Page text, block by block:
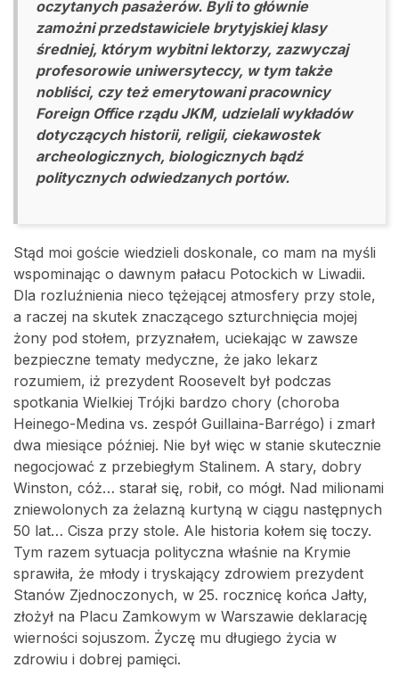
oczytanych pasażerów. Byli to głównie
zamożni przedstawiciele brytyjskiej klasy
średniej, którym wybitni lektorzy, zazwyczaj
profesorowie uniwersyteccy, w tym także
nobliści, czy też emerytowani pracownicy
Foreign Office rządu JKM, udzielali wykładów
dotyczących historii, religii, ciekawostek
archeologicznych, biologicznych bądź
politycznych odwiedzanych portów.
Stąd moi goście wiedzieli doskonale, co mam na myśli
wspominając o dawnym pałacu Potockich w Liwadii.
Dla rozluźnienia nieco tężejącej atmosfery przy stole,
a raczej na skutek znaczącego szturchnięcia mojej
żony pod stołem, przyznałem, uciekając w zawsze
bezpieczne tematy medyczne, że jako lekarz
rozumiem, iż prezydent Roosevelt był podczas
spotkania Wielkiej Trójki bardzo chory (choroba
Heinego-Medina vs. zespół Guillaina-Barrégo) i zmarł
dwa miesiące później. Nie był więc w stanie skutecznie
negocjować z przebiegłym Stalinem. A stary, dobry
Winston, cóż… starał się, robił, co mógł. Nad milionami
zniewolonych za żelazną kurtyną w ciągu następnych
50 lat… Cisza przy stole. Ale historia kołem się toczy.
Tym razem sytuacja polityczna właśnie na Krymie
sprawiła, że młody i tryskający zdrowiem prezydent
Stanów Zjednoczonych, w 25. rocznicę końca Jałty,
złożył na Placu Zamkowym w Warszawie deklarację
wierności sojuszom. Życzę mu długiego życia w
zdrowiu i dobrej pamięci.